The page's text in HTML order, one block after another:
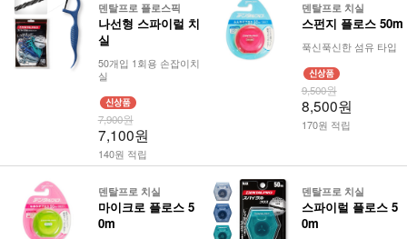
덴탈프로 플로스픽
나선형 스파이럴 치
실
50개입 1회용 손잡이치
실
7,900원
7,100원
140원 적립
덴탈프로 치실
스펀지 플로스 50m
푹신푹신한 섬유 타입
9,500원
8,500원
170원 적립
덴탈프로 치실
마이크로 플로스 5
0m
덴탈프로 치실
스파이럴 플로스 5
0m